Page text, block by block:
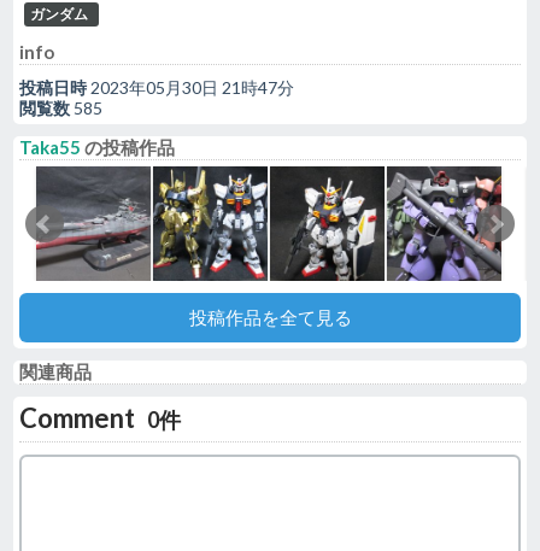
ガンダム
info
投稿日時 2023年05月30日 21時47分
閲覧数 585
Taka55 の投稿作品
投稿作品を全て見る
関連商品
Comment 0件